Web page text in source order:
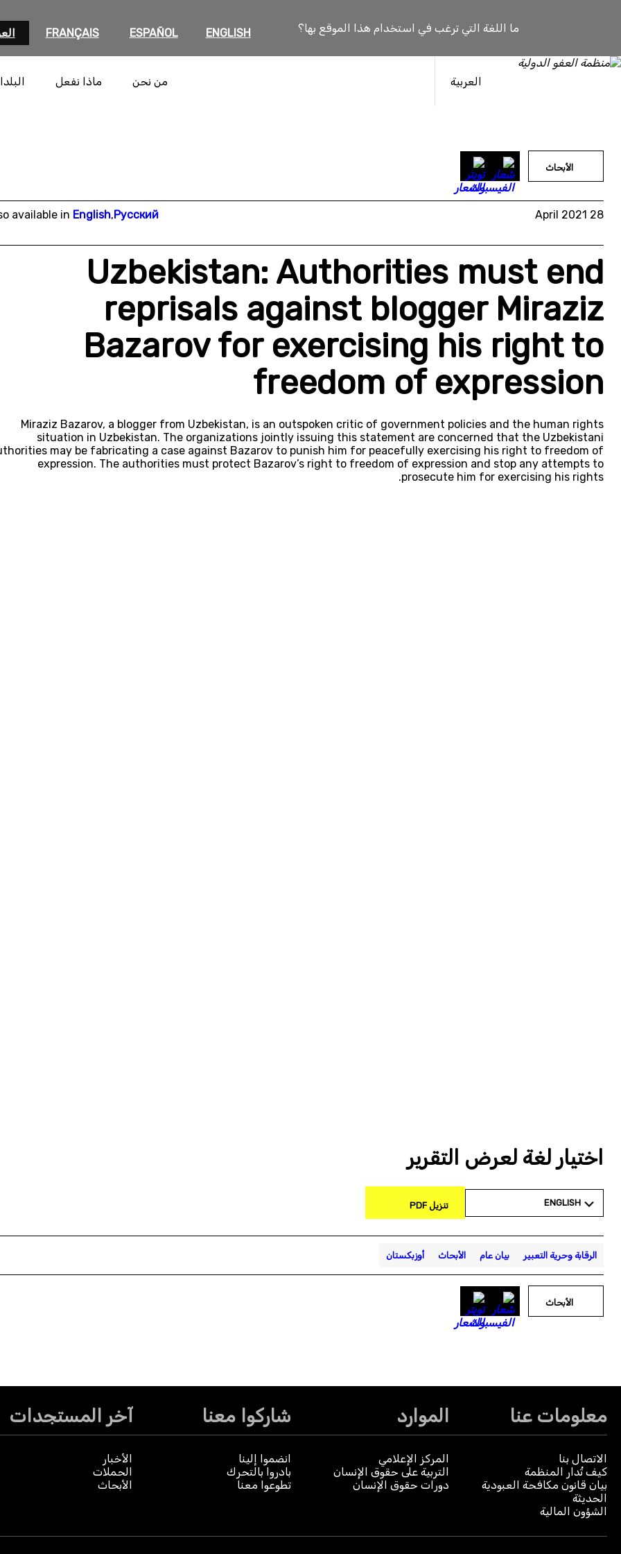
ما اللغة التي ترغب في استخدام هذا الموقع بها؟ ENGLISH
ESPAÑOL
FRANÇAIS
العربية من نحن ماذا نفعل
الأبحاث
28 April 2021
available in English,Русский
Uzbekistan: Authorities must end
reprisals against blogger Miraziz
Bazarov for exercising his right to
freedom of expression
Miraziz Bazarov, a blogger from Uzbekistan, is an outspoken critic of government policies and the human rights
situation in Uzbekistan. The organizations jointly issuing this statement are concerned that the Uzbekistani
may be fabricating a case against Bazarov to punish him for peacefully exercising his right to freedom of
expression. The authorities must protect Bazarov’s right to freedom of expression and stop any attempts to
prosecute him for exercising his rights.
اختيار لغة لعرض التقرير
ENGLISH تنزيل PDF
الرقابة وحرية التعبير بيان عام الأبحاث أوزبكستان
الأبحاث
معلومات عنا
الاتصال بنا
كيف تُدار المنظمة
بيان قانون مكافحة العبودية
الحديثة
الشؤون المالية
الموارد
المركز الإعلامي
التربية على حقوق الإنسان
دورات حقوق الإنسان
شاركوا معنا
انضموا إلينا
بادروا بالتحرك
تطوعوا معنا
آخر المستجدات
الأخبار
الحملات
الأبحاث